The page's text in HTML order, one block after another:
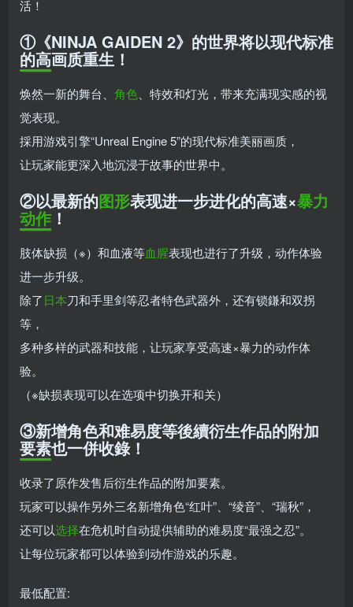
活！
①《NINJA GAIDEN 2》的世界将以现代标准
的高画质重生！
焕然一新的舞台、 角色、特效和灯光，带来充满现实感的视
觉表现。
採用游戏引擎“Unreal Engine 5”的现代标准美丽画质，
让玩家能更深入地沉浸于故事的世界中。
②以最新的图形表现进一步进化的高速×暴力
动作 ！
肢体缺损（※）和血液等血腥表现也进行了升级，动作体验
进一步升级。
除了日本刀和手里剑等忍者特色武器外，还有锁鎌和双拐
等，
多种多样的武器和技能，让玩家享受高速×暴力的动作体
验。
（※缺损表现可以在选项中切换开和关）
③新增角色和难易度等後續衍生作品的附加
要素也一併收錄！
收录了原作发售后衍生作品的附加要素。
玩家可以操作另外三名新增角色“红叶”、“绫音”、“瑞秋”，
还可以选择在危机时自动提供辅助的难易度“最强之忍”。
让每位玩家都可以体验到动作游戏的乐趣。
最低配置: